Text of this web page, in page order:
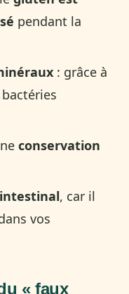
pendant la
: grâce à
conservation
, car il
vos
« faux